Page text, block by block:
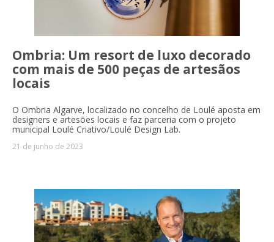
Ombria: Um resort de luxo decorado
com mais de 500 peças de artesãos
locais
O Ombria Algarve, localizado no concelho de Loulé aposta em
designers e artesões locais e faz parceria com o projeto
municipal Loulé Criativo/Loulé Design Lab.
21 de junho de 2023